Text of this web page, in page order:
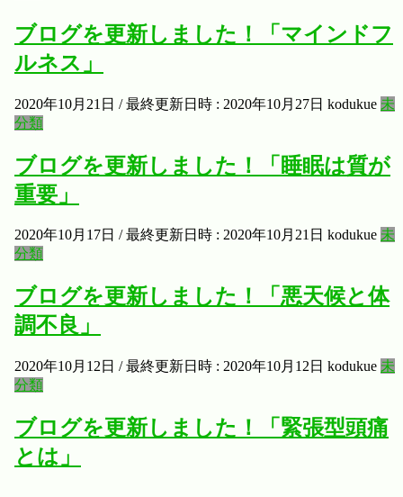
ブログを更新しました！「マインドフ
ルネス」
2020年10月21日 / 最終更新日時 : 2020年10月27日 kodukue 未
分類
ブログを更新しました！「睡眠は質が
重要」
2020年10月17日 / 最終更新日時 : 2020年10月21日 kodukue 未
分類
ブログを更新しました！「悪天候と体
調不良」
2020年10月12日 / 最終更新日時 : 2020年10月12日 kodukue 未
分類
ブログを更新しました！「緊張型頭痛
とは」